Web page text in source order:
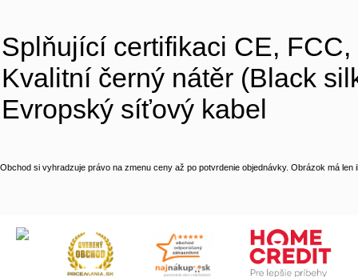
Splňující certifikaci CE,
Kvalitní černý nátěr (Black
Evropský síťový kabel
Obchod si vyhradzuje právo na zmenu ceny až po potvrdenie objednávky. Obrázok má len